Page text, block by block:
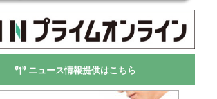
ニュース情報提供はこちら